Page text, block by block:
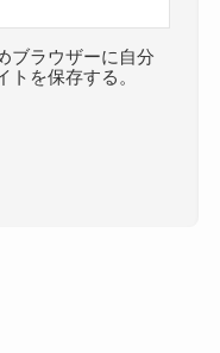
ブラウザーに自分
トを保存する。